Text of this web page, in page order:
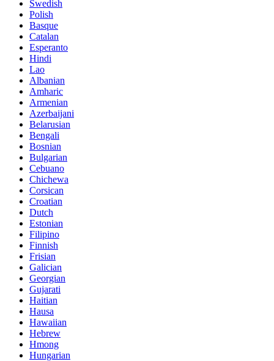
Swedish
Polish
Basque
Catalan
Esperanto
Hindi
Lao
Albanian
Amharic
Armenian
Azerbaijani
Belarusian
Bengali
Bosnian
Bulgarian
Cebuano
Chichewa
Corsican
Croatian
Dutch
Estonian
Filipino
Finnish
Frisian
Galician
Georgian
Gujarati
Haitian
Hausa
Hawaiian
Hebrew
Hmong
Hungarian